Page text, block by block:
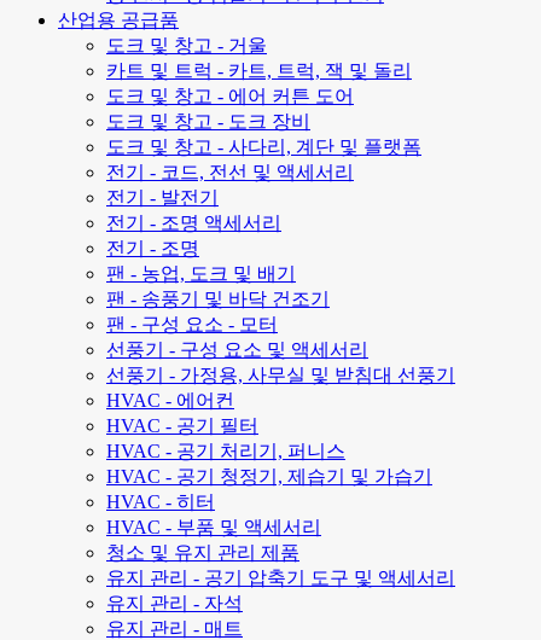
산업용 공급품
도크 및 창고 - 거울
카트 및 트럭 - 카트, 트럭, 잭 및 돌리
도크 및 창고 - 에어 커튼 도어
도크 및 창고 - 도크 장비
도크 및 창고 - 사다리, 계단 및 플랫폼
전기 - 코드, 전선 및 액세서리
전기 - 발전기
전기 - 조명 액세서리
전기 - 조명
팬 - 농업, 도크 및 배기
팬 - 송풍기 및 바닥 건조기
팬 - 구성 요소 - 모터
선풍기 - 구성 요소 및 액세서리
선풍기 - 가정용, 사무실 및 받침대 선풍기
HVAC - 에어컨
HVAC - 공기 필터
HVAC - 공기 처리기, 퍼니스
HVAC - 공기 청정기, 제습기 및 가습기
HVAC - 히터
HVAC - 부품 및 액세서리
청소 및 유지 관리 제품
유지 관리 - 공기 압축기 도구 및 액세서리
유지 관리 - 자석
유지 관리 - 매트